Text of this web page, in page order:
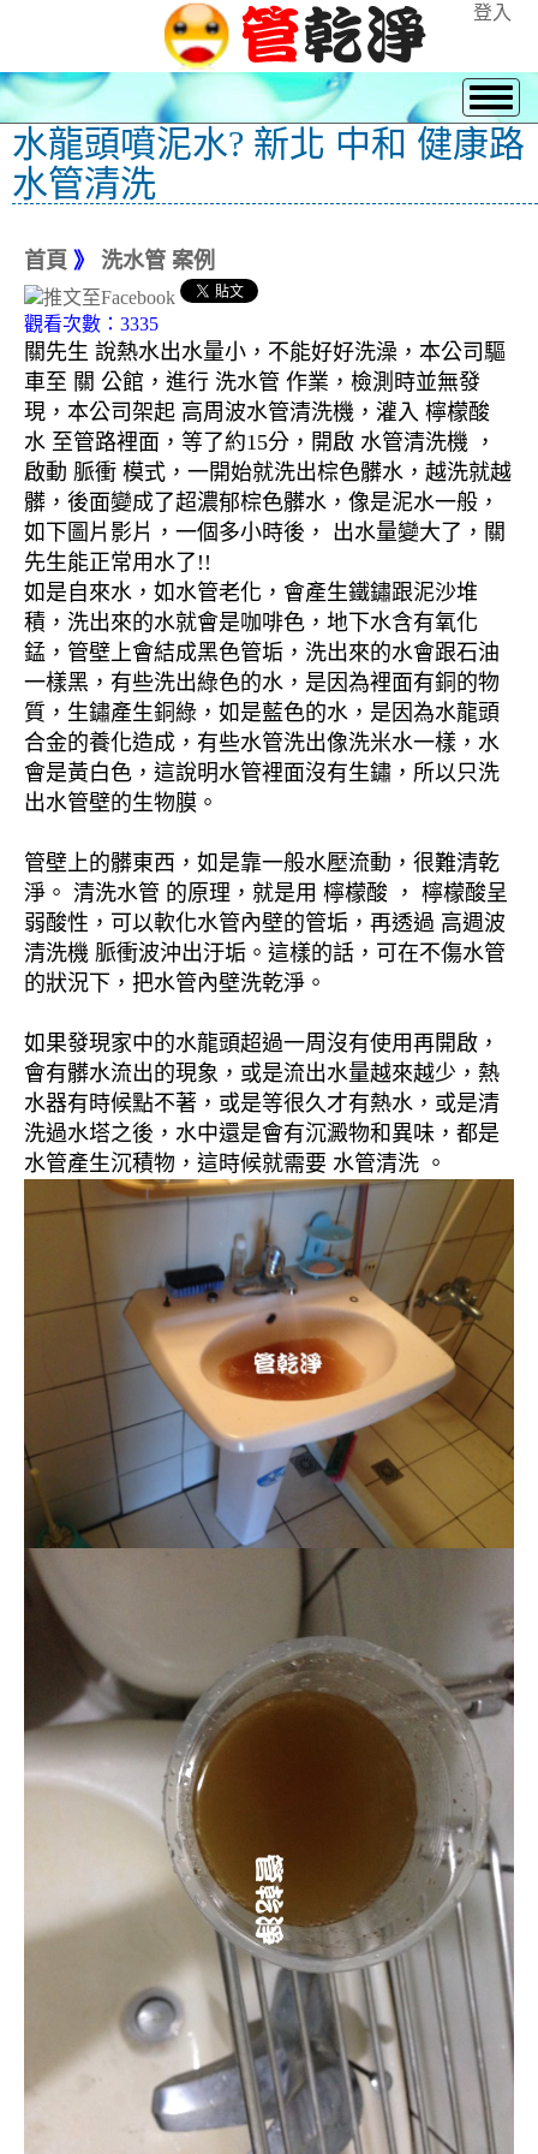
登入
水龍頭噴泥水? 新北 中和 健康路
水管清洗
首頁 》 洗水管 案例
觀看次數：3335
關先生 說熱水出水量小，不能好好洗澡，本公司驅
車至 關 公館，進行 洗水管 作業，檢測時並無發
現，本公司架起 高周波水管清洗機，灌入 檸檬酸
水 至管路裡面，等了約15分，開啟 水管清洗機 ，
啟動 脈衝 模式，一開始就洗出棕色髒水，越洗就越
髒，後面變成了超濃郁棕色髒水，像是泥水一般，
如下圖片影片，一個多小時後， 出水量變大了，關
先生能正常用水了!!
如是自來水，如水管老化，會產生鐵鏽跟泥沙堆
積，洗出來的水就會是咖啡色，地下水含有氧化
錳，管壁上會結成黑色管垢，洗出來的水會跟石油
一樣黑，有些洗出綠色的水，是因為裡面有銅的物
質，生鏽產生銅綠，如是藍色的水，是因為水龍頭
合金的養化造成，有些水管洗出像洗米水一樣，水
會是黃白色，這說明水管裡面沒有生鏽，所以只洗
出水管壁的生物膜。
管壁上的髒東西，如是靠一般水壓流動，很難清乾
淨。 清洗水管 的原理，就是用 檸檬酸 ， 檸檬酸呈
弱酸性，可以軟化水管內壁的管垢，再透過 高週波
清洗機 脈衝波沖出汙垢。這樣的話，可在不傷水管
的狀況下，把水管內壁洗乾淨。
如果發現家中的水龍頭超過一周沒有使用再開啟，
會有髒水流出的現象，或是流出水量越來越少，熱
水器有時候點不著，或是等很久才有熱水，或是清
洗過水塔之後，水中還是會有沉澱物和異味，都是
水管產生沉積物，這時候就需要 水管清洗 。